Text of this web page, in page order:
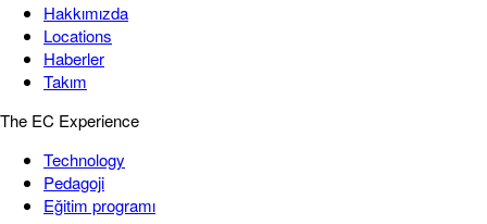
Hakkımızda
Locations
Haberler
Takım
The EC Experience
Technology
Pedagoji
Eğitim programı